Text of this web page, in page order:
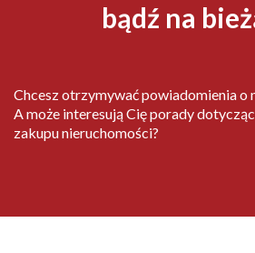
bądź na
Chcesz otrzymywać powiadomienia o
A może interesują Cię porady
zakupu nieruchomości?